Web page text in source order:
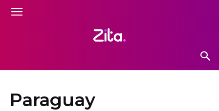
Paraguay